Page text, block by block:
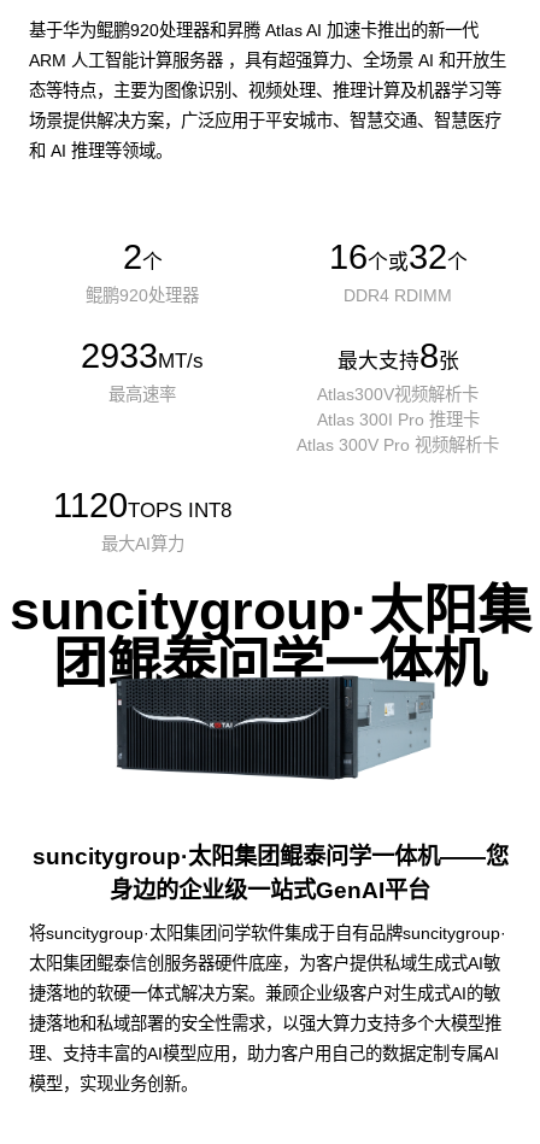
基于华为鲲鹏920处理器和昇腾 Atlas AI 加速卡推出的新一代
ARM 人工智能计算服务器 ，具有超强算力、全场景 AI 和开放生
态等特点，主要为图像识别、视频处理、推理计算及机器学习等
场景提供解决方案，广泛应用于平安城市、智慧交通、智慧医疗
和 AI 推理等领域。
2个
鲲鹏920处理器
16个或32个
DDR4 RDIMM
2933MT/s
最高速率
最大支持8张
Atlas300V视频解析卡
Atlas 300I Pro 推理卡
Atlas 300V Pro 视频解析卡
1120TOPS INT8
最大AI算力
suncitygroup·太阳集
团鲲泰问学一体机
suncitygroup·太阳集团鲲泰问学一体机——您
身边的企业级一站式GenAI平台
将suncitygroup·太阳集团问学软件集成于自有品牌suncitygroup·
太阳集团鲲泰信创服务器硬件底座，为客户提供私域生成式AI敏
捷落地的软硬一体式解决方案。兼顾企业级客户对生成式AI的敏
捷落地和私域部署的安全性需求，以强大算力支持多个大模型推
理、支持丰富的AI模型应用，助力客户用自己的数据定制专属AI
模型，实现业务创新。